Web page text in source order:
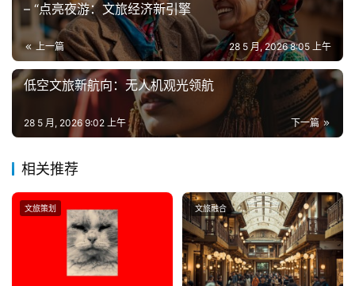
– “点亮夜游：文旅经济新引擎
上一篇 28 5 月, 2026 8:05 上午
低空文旅新航向：无人机观光领航
下一篇
28 5 月, 2026 9:02 上午
相关推荐
文旅策划 文旅融合